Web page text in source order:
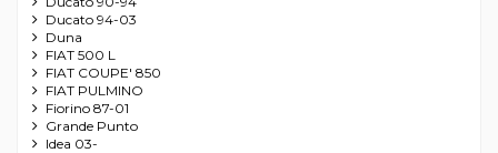
Ducato 94-03
Duna
FIAT 500 L
FIAT COUPE' 850
FIAT PULMINO
Fiorino 87-01
Grande Punto
Idea 03-